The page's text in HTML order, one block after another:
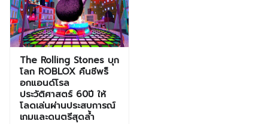
The Rolling Stones บุก
โลก ROBLOX คืนชีพร็
อกแอนด์โรล
ประวัติศาสตร์ 60ปี ให้
โลดเล่นผ่านประสบการณ์
เกมและดนตรีสุดล้ำ